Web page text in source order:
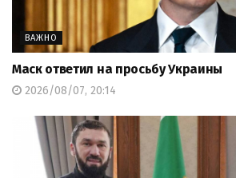
ВАЖНО
Маск ответил на просьбу Украины
2026/08/07, 20:14